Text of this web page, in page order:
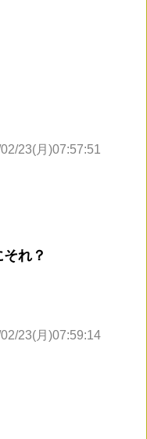
23(月)07:57:51
れ？
23(月)07:59:14